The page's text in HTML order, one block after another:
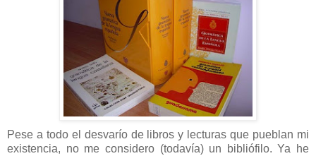
Pese a todo el desvarío de libros y lecturas que pueblan mi
existencia, no me considero (todavía) un bibliófilo. Ya he